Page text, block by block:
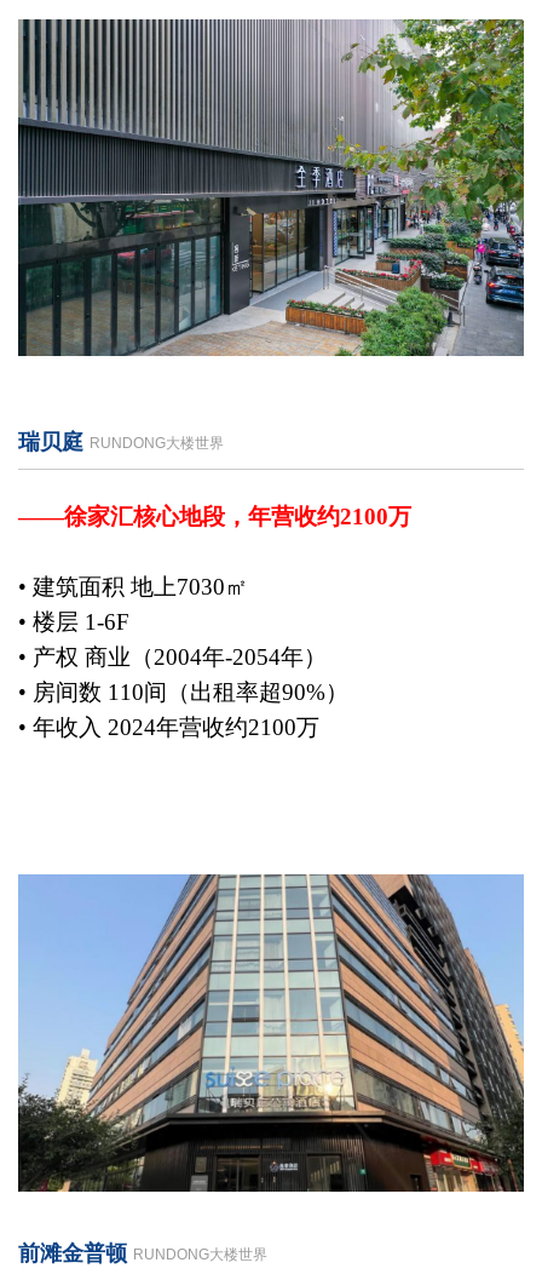
瑞贝庭 RUNDONG大楼世界
——徐家汇核心地段，年营收约2100万
• 建筑面积 地上7030㎡
• 楼层 1-6F
• 产权 商业（2004年-2054年）
• 房间数 110间（出租率超90%）
• 年收入 2024年营收约2100万
前滩金普顿 RUNDONG大楼世界